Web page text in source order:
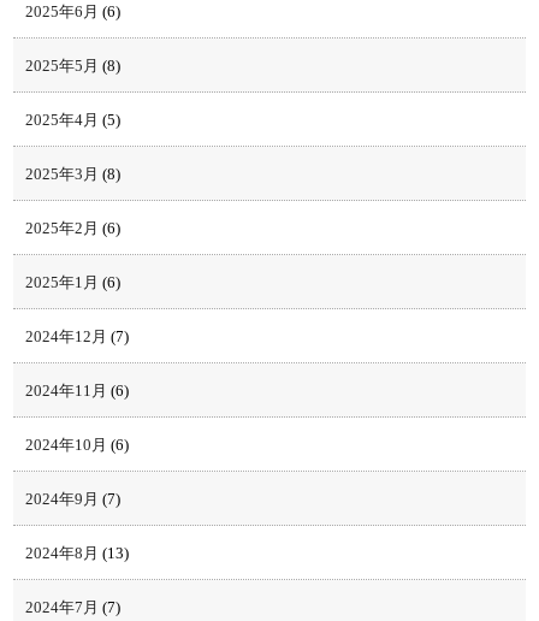
2025年6月 (6)
2025年5月 (8)
2025年4月 (5)
2025年3月 (8)
2025年2月 (6)
2025年1月 (6)
2024年12月 (7)
2024年11月 (6)
2024年10月 (6)
2024年9月 (7)
2024年8月 (13)
2024年7月 (7)